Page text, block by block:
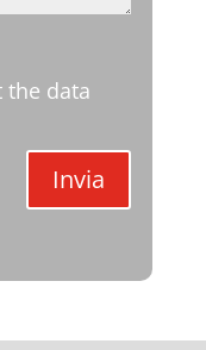
the data
Invia